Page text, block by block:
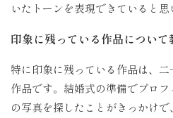
いたトーンを表現できていると思
印象に残っている作品につい
特に印象に残っている作品は、
作品です。結婚式の準備でプロ
の写真を探したことがきっかけ